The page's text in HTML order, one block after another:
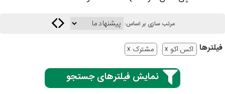
مرتب سازی بر اساس:
فیلتر‌ها اکس اکو مشترک
نمایش فیلترهای جستجو
3